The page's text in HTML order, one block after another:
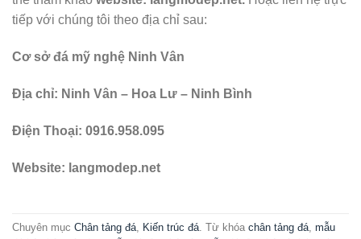
tiếp với chúng tôi theo địa chỉ sau:
Cơ sở đá mỹ nghệ Ninh Vân
Địa chỉ: Ninh Vân – Hoa Lư – Ninh Bình
Điện Thoại: 0916.958.095
Website: langmodep.net
Chuyên mục Chân tảng đá Kiến trúc đá . Từ khóa chân tảng đá mẫu